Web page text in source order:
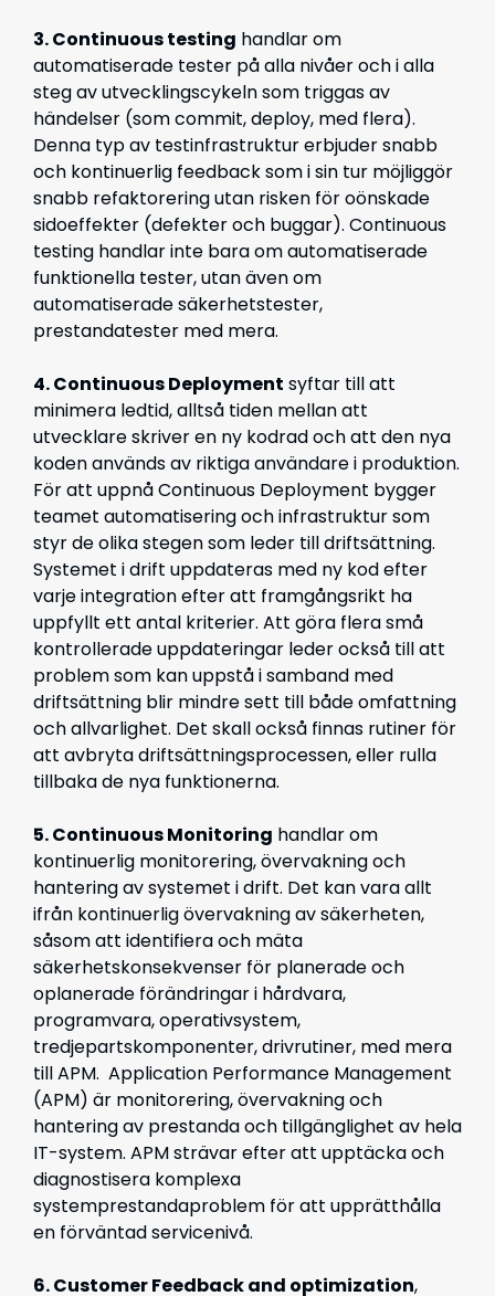
3. Continuous testing handlar om
automatiserade tester på alla nivåer och i alla
steg av utvecklingscykeln som triggas av
händelser (som commit, deploy, med flera).
Denna typ av testinfrastruktur erbjuder snabb
och kontinuerlig feedback som i sin tur möjliggör
snabb refaktorering utan risken för oönskade
sidoeffekter (defekter och buggar). Continuous
testing handlar inte bara om automatiserade
funktionella tester, utan även om
automatiserade säkerhetstester,
prestandatester med mera.
4. Continuous Deployment syftar till att
minimera ledtid, alltså tiden mellan att
utvecklare skriver en ny kodrad och att den nya
koden används av riktiga användare i produktion.
För att uppnå Continuous Deployment bygger
teamet automatisering och infrastruktur som
styr de olika stegen som leder till driftsättning.
Systemet i drift uppdateras med ny kod efter
varje integration efter att framgångsrikt ha
uppfyllt ett antal kriterier. Att göra flera små
kontrollerade uppdateringar leder också till att
problem som kan uppstå i samband med
driftsättning blir mindre sett till både omfattning
och allvarlighet. Det skall också finnas rutiner för
att avbryta driftsättningsprocessen, eller rulla
tillbaka de nya funktionerna.
5. Continuous Monitoring handlar om
kontinuerlig monitorering, övervakning och
hantering av systemet i drift. Det kan vara allt
ifrån kontinuerlig övervakning av säkerheten,
såsom att identifiera och mäta
säkerhetskonsekvenser för planerade och
oplanerade förändringar i hårdvara,
programvara, operativsystem,
tredjepartskomponenter, drivrutiner, med mera
till APM. Application Performance Management
(APM) är monitorering, övervakning och
hantering av prestanda och tillgänglighet av hela
IT-system. APM strävar efter att upptäcka och
diagnostisera komplexa
systemprestandaproblem för att upprätthålla
en förväntad servicenivå.
6. Customer Feedback and optimization,